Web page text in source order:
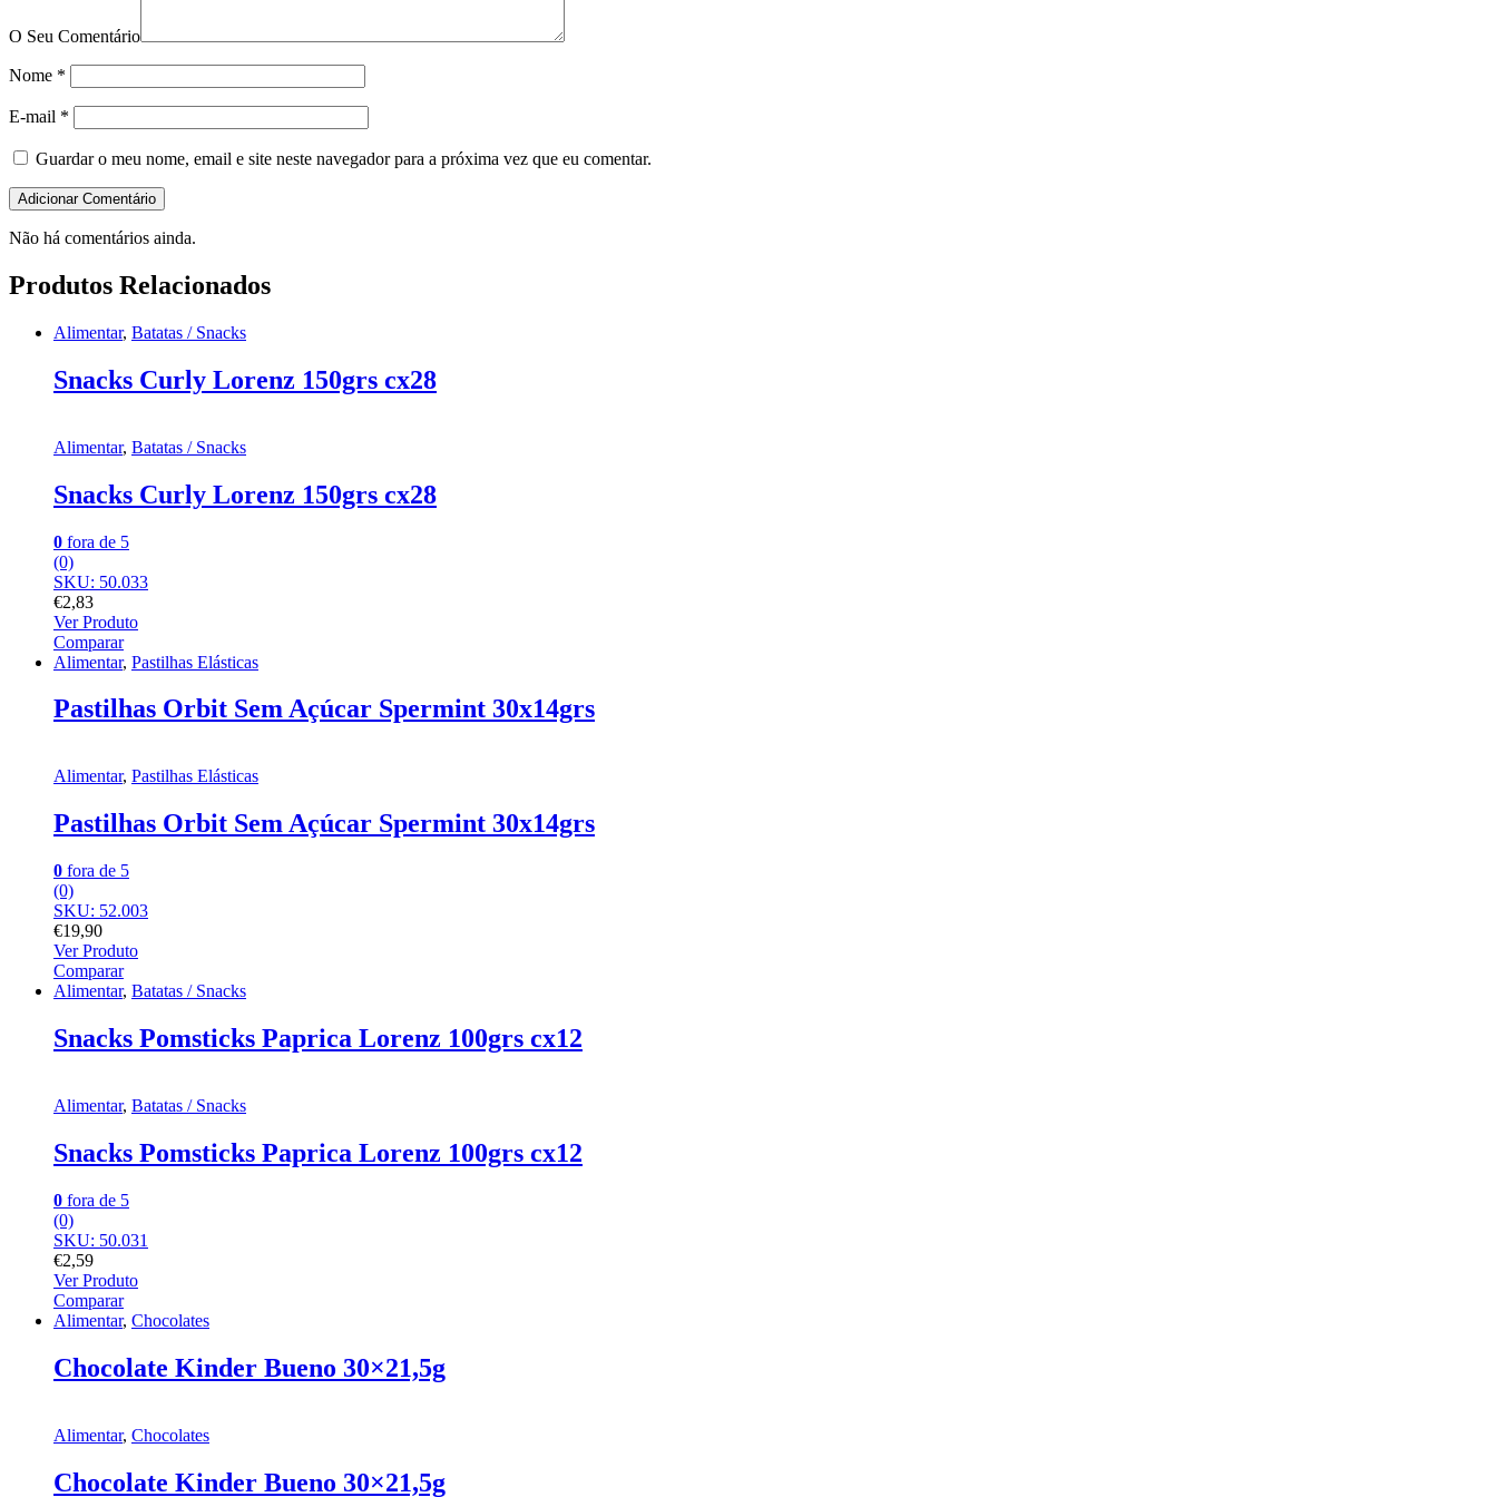
O Seu Comentário
Nome *
E-mail *
Guardar o meu nome, email e site neste navegador para a próxima vez que eu comentar.
Não há comentários ainda.
Produtos Relacionados
Alimentar, Batatas / Snacks
Snacks Curly Lorenz 150grs cx28
Alimentar, Batatas / Snacks
Snacks Curly Lorenz 150grs cx28
0 fora de 5
(0)
SKU: 50.033
€2,83
Ver Produto
Comparar
Alimentar, Pastilhas Elásticas
Pastilhas Orbit Sem Açúcar Spermint 30x14grs
Alimentar, Pastilhas Elásticas
Pastilhas Orbit Sem Açúcar Spermint 30x14grs
0 fora de 5
(0)
SKU: 52.003
€19,90
Ver Produto
Comparar
Alimentar, Batatas / Snacks
Snacks Pomsticks Paprica Lorenz 100grs cx12
Alimentar, Batatas / Snacks
Snacks Pomsticks Paprica Lorenz 100grs cx12
0 fora de 5
(0)
SKU: 50.031
€2,59
Ver Produto
Comparar
Alimentar, Chocolates
Chocolate Kinder Bueno 30×21,5g
Alimentar, Chocolates
Chocolate Kinder Bueno 30×21,5g